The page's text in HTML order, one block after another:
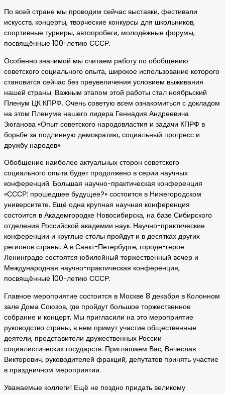
По всей стране мы проводим сейчас выставки, фестивали
искусств, концерты, творческие конкурсы для школьников,
спортивные турниры, автопробеги, молодёжные форумы,
посвящённые 100-летию СССР.
Особенно значимой мы считаем работу по обобщению
советского социального опыта, широкое использование которого
становится сейчас без преувеличения условием выживания
нашей страны. Важным этапом этой работы стал ноябрьский
Пленум ЦК КПРФ. Очень советую всем ознакомиться с докладом
на этом Пленуме нашего лидера Геннадия Андреевича
Зюганова «Опыт советского народовластия и задачи КПРФ в
борьбе за подлинную демократию, социальный прогресс и
дружбу народов».
Обобщение наиболее актуальных сторон советского
социального опыта будет продолжено в серии научных
конференций. Большая научно-практическая конференция
«СССР: прошедшее будущее?» состоится в Нижегородском
университете. Ещё одна крупная научная конференция
состоится в Академгородке Новосибирска, на базе Сибирского
отделения Российской академии наук. Научно-практические
конференции и круглые столы пройдут и в десятках других
регионов страны. А в Санкт-Петербурге, городе-герое
Ленинграде состоятся юбилейный торжественный вечер и
Международная научно-практическая конференция,
посвящённые 100-летию СССР.
Главное мероприятие состоится в Москве 8 декабря в Колонном
зале Дома Союзов, где пройдут большое торжественное
собрание и концерт. Мы пригласили на это мероприятие
руководство страны, в нем примут участие общественные
деятели, представители дружественных России
социалистических государств. Приглашаем Вас, Вячеслав
Викторович, руководителей фракций, депутатов принять участие
в праздничном мероприятии.
Уважаемые коллеги! Ещё не поздно придать великому